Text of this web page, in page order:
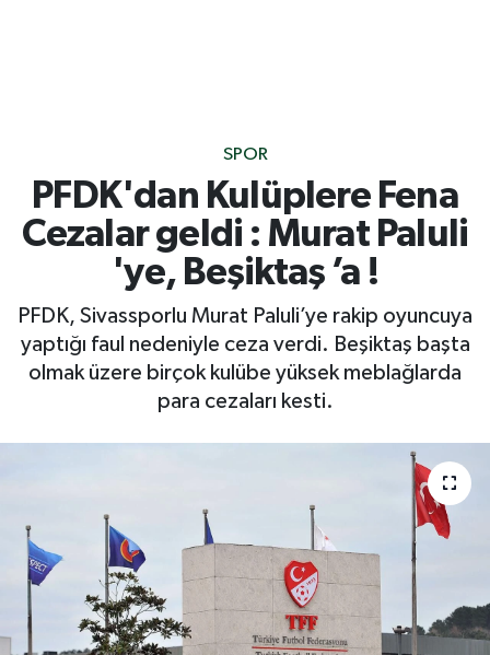
SPOR
PFDK'dan Kulüplere Fena
Cezalar geldi : Murat Paluli
'ye, Beşiktaş ’a !
PFDK, Sivassporlu Murat Paluli’ye rakip oyuncuya
yaptığı faul nedeniyle ceza verdi. Beşiktaş başta
olmak üzere birçok kulübe yüksek meblağlarda
para cezaları kesti.